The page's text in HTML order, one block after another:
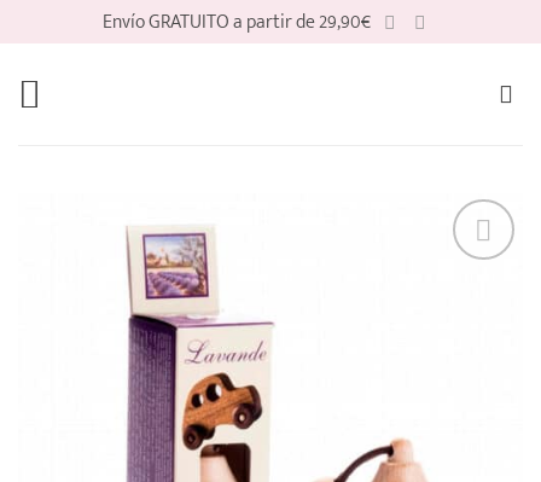
contenido
Envío GRATUITO a partir de 29,90€